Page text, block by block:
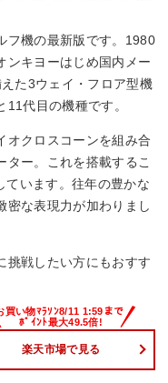
フ機の最新版です。1980
ンキヨーはじめ国内メー
た3ウェイ・フロア型機
代目の機種です。
オクロスコーンを組み合
ター。これを搭載するこ
ています。往年の豊かな
密な表現力が加わりまし
挑戦したい方にもおすす
楽天市場で見る